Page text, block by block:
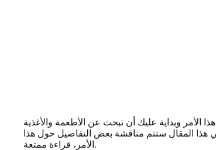
وبداية عليك أن تبحث عن الأطعمة والأغذية
هذا المقال ستتم مناقشة بعض التفاصيل حول هذا
الأمر، قراءة ممتعة.